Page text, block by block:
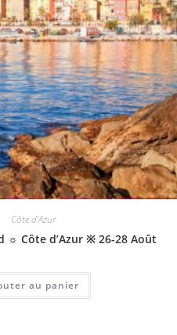
Côte d'Azur
☼ Côte d’Azur ※ 26-28 Août
au panier